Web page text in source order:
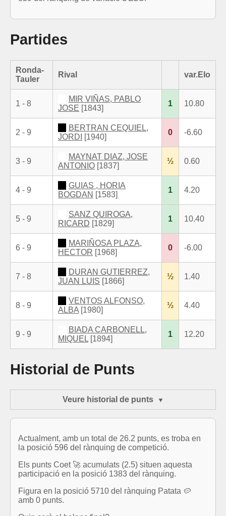
Partides
Ronda-
Tauler
Rival var.Elo
1 - 8
MIR VIÑAS, PABLO
JOSE [1843]
1 10.80
2 - 9
BERTRAN CEQUIEL,
JORDI
[1940]
0 -6.60
3 - 9
MAYNAT DIAZ, JOSE
ANTONIO [1837]
½ 0.60
4 - 9
GUIAS , HORIA
BOGDAN [1583]
1 4.20
5 - 9
SANZ QUIROGA,
RICARD [1829]
1 10.40
6 - 9
MARIÑOSA PLAZA,
HECTOR [1968]
0 -6.00
7 - 8
DURAN GUTIERREZ,
JUAN LUIS [1866]
½ 1.40
8 - 9
VENTOS ALFONSO,
ALBA [1980]
½ 4.40
9 - 9
BIADA CARBONELL,
MIQUEL [1894]
1 12.20
Historial de Punts
Veure historial de punts
Actualment, amb un total de 26.2 punts, es troba en
la posició 596 del rànquing de competició.
Els punts Coet 🚀 acumulats (2.5) situen aquesta
participació en la posició 1383 del rànquing.
Figura en la posició 5710 del rànquing Patata 🥔
amb 0 punts.